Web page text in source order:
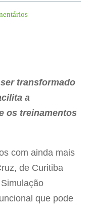
transformado
a
os treinamentos
com ainda mais
de Curitiba
que pode